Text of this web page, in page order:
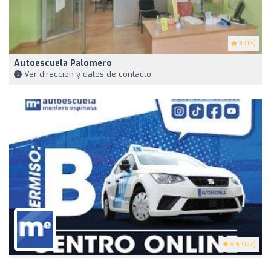
3 (16)
Autoescuela Palomero
Ver dirección y datos de contacto
4.5 (122)